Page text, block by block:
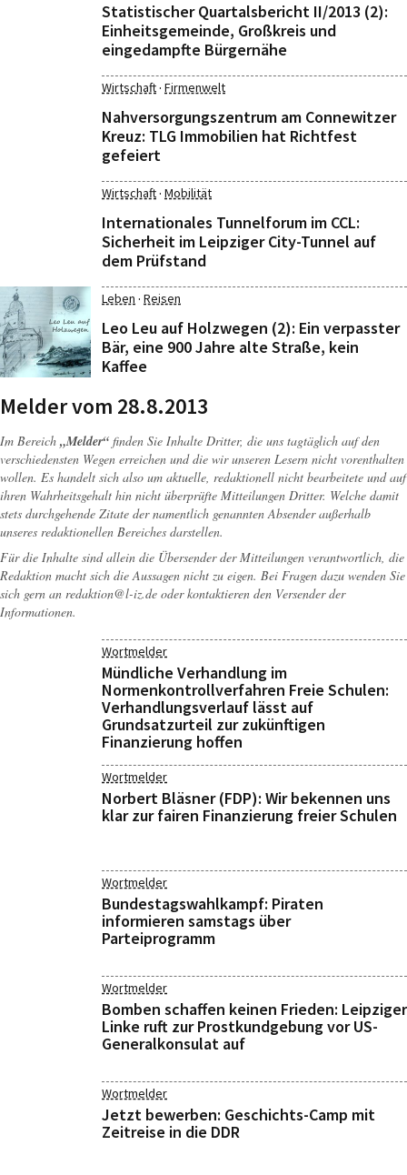
Statistischer Quartalsbericht II/2013 (2):
Einheitsgemeinde, Großkreis und
eingedampfte Bürgernähe
Wirtschaft· Firmenwelt
Nahversorgungszentrum am Connewitzer
Kreuz: TLG Immobilien hat Richtfest
gefeiert
Wirtschaft· Mobilität
Internationales Tunnelforum im CCL:
Sicherheit im Leipziger City-Tunnel auf
dem Prüfstand
Leben · Reisen
Leo Leu auf Holzwegen (2): Ein verpasster
Bär, eine 900 Jahre alte Straße, kein
Kaffee
Melder vom 28.8.2013
Im Bereich „Melder“ finden Sie Inhalte Dritter, die uns tagtäglich auf den
verschiedensten Wegen erreichen und die wir unseren Lesern nicht vorenthalten
wollen. Es handelt sich also um aktuelle, redaktionell nicht bearbeitete und auf
ihren Wahrheitsgehalt hin nicht überprüfte Mitteilungen Dritter. Welche damit
stets durchgehende Zitate der namentlich genannten Absender außerhalb
unseres redaktionellen Bereiches darstellen.
Für die Inhalte sind allein die Übersender der Mitteilungen verantwortlich, die
Redaktion macht sich die Aussagen nicht zu eigen. Bei Fragen dazu wenden Sie
sich gern an redaktion@l-iz.de oder kontaktieren den Versender der
Informationen.
Wortmelder
Mündliche Verhandlung im
Normenkontrollverfahren Freie Schulen:
Verhandlungsverlauf lässt auf
Grundsatzurteil zur zukünftigen
Finanzierung hoffen
Wortmelder
Norbert Bläsner (FDP): Wir bekennen uns
klar zur fairen Finanzierung freier Schulen
Wortmelder
Bundestagswahlkampf: Piraten
informieren samstags über
Parteiprogramm
Wortmelder
Bomben schaffen keinen Frieden: Leipziger
Linke ruft zur Prostkundgebung vor US-
Generalkonsulat auf
Wortmelder
Jetzt bewerben: Geschichts-Camp mit
Zeitreise in die DDR